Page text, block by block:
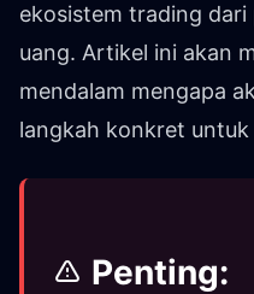
ekosistem trading
uang. Artikel ini akan
mendalam mengapa
langkah konkret
Penting: